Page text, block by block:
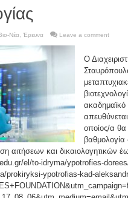
Νέα Έρευνα Leave a comment
Ο
ακαδημαϊκό
οποίος/α θα
αιτήσεων και δικαιολογητικών
el/to-idryma/ypotrofies-
prokiryksi-ypotrofias-kad-